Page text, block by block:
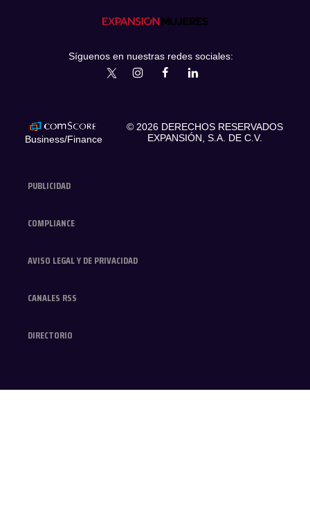
PUBLICIDAD
COMPLIANCE
AVISO LEGAL Y DE PRIVACIDAD
CANALES RSS
DIRECTORIO
Síguenos en nuestras redes sociales:
expansionmxExpansionMex
Business/Finance
© 2026 DERECHOS RESERVADOS
EXPANSIÓN, S.A. DE C.V.